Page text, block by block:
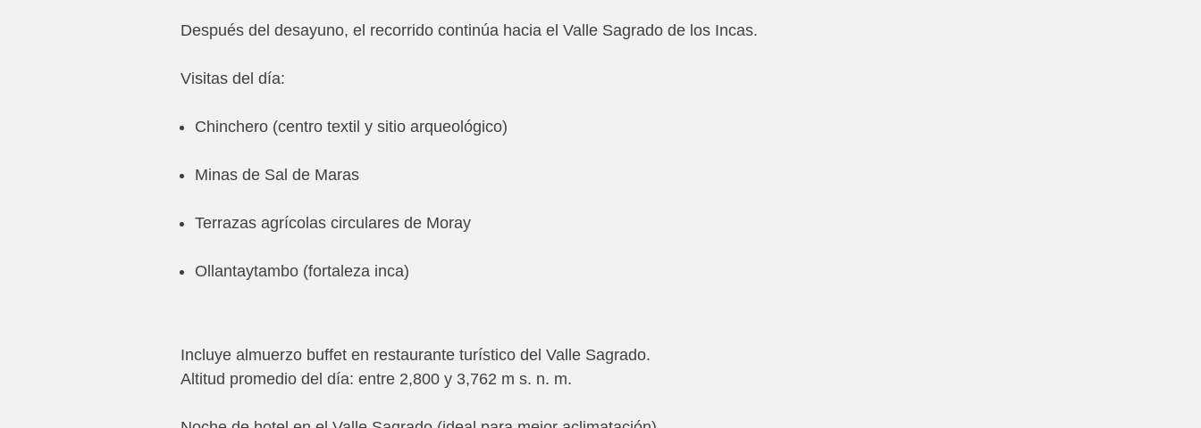
Después del desayuno, el recorrido continúa hacia el Valle Sagrado de los Incas.
Visitas del día:
Chinchero (centro textil y sitio arqueológico)
Minas de Sal de Maras
Terrazas agrícolas circulares de Moray
Ollantaytambo (fortaleza inca)
Incluye almuerzo buffet en restaurante turístico del Valle Sagrado.
Altitud promedio del día: entre 2,800 y 3,762 m s. n. m.